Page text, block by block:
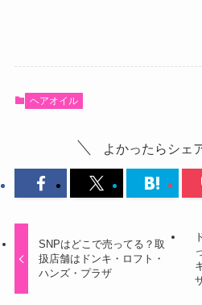
ヘアオイル
よかったらシェ
SNPはどこで売ってる？取
扱店舗はドンキ・ロフト・
ハンズ・プラザ